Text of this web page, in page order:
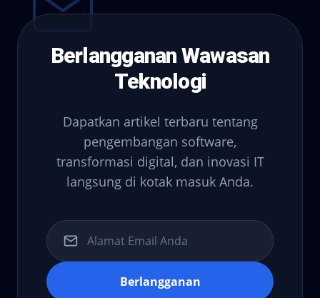
Berlangganan Wawasan
Teknologi
Dapatkan artikel terbaru tentang
pengembangan software,
transformasi digital, dan inovasi IT
langsung di kotak masuk Anda.
Berlangganan